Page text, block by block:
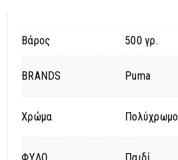
Βάρος 500 γρ.
BRANDS Puma
Χρώμα Πολύχρωμο